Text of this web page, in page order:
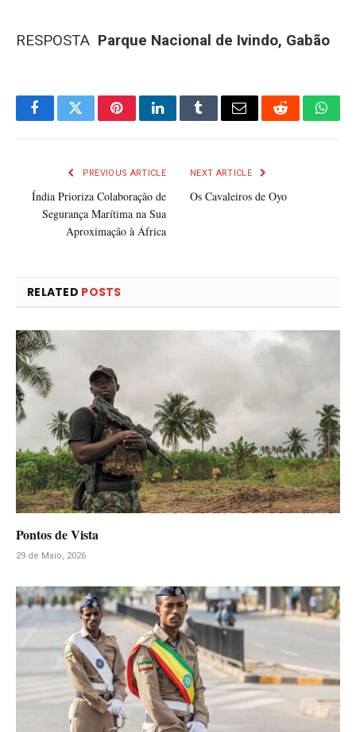
RESPOSTA Parque Nacional de Ivindo, Gabão
FacebookTwitterPinterestLinkedInTumblrEmail Reddit
PREVIOUS ARTICLE
Índia Prioriza Colaboração de
Segurança Marítima na Sua
Aproximação à África
NEXT ARTICLE
Os Cavaleiros de Oyo
RELATED POSTS
Pontos de Vista
29 de Maio, 2026